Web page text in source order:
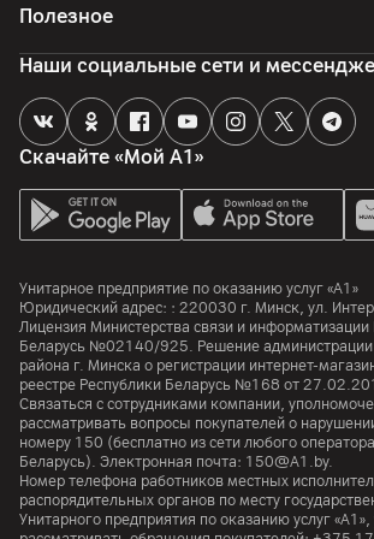
Задняя панель
(микрофон и наушники)
Всего USB Type-A
7
В комплекте идет отдельный WiFi-адаптер
WN821N (USB, N300)
Корпус
Блок питания
600Вт
Габариты
484 x 219 x 415
Вес
10 кг
Полезное
Скачайте «Мой А1»
Наши социальные сети и
Унитарное предприятие по оказанию услуг «А1»
Юридический адрес: : 220030 г. Минск, ул.
Лицензия Министерства связи и информатизации
Беларусь №02140/925. Решение администрации
района г. Минска о регистрации интернет-
реестре Республики Беларусь №168 от
Связаться с сотрудниками компании,
рассматривать вопросы покупателей о
номеру 150 (бесплатно из сети любого
Беларусь). Электронная почта: 150@A1.by.
Номер телефона работников местных
распорядительных органов по месту
Унитарного предприятия по оказанию услуг